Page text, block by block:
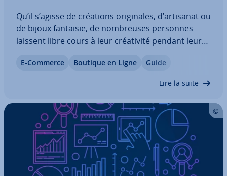
Qu’il s’agisse de créations ori­gi­nales, d’artisanat ou
de bijoux fantaisie, de nom­breuses personnes
laissent libre cours à leur créa­ti­vité pendant leur
qui suscitent l’intérêt d’acheteurs po­ten­tiels.
E-Commerce Boutique en Ligne Guide
Lire la suite